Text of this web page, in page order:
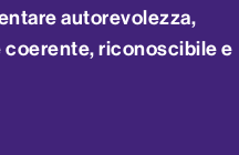
autorevolezza,
coerente, riconoscibile e